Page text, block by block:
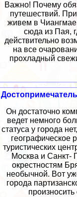
Важно! Почему
путешествий.
живем в
сюда из Пая,
действительно
на все
прохладный
Он достаточно
ведет немного
статуса у города
географическое
туристических
Москва и Санкт-
окрестностям
необычной. Вот
города